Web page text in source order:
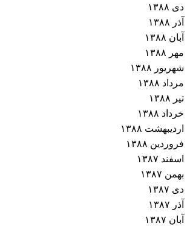
دی ۱۳۸۸
آذر ۱۳۸۸
آبان ۱۳۸۸
مهر ۱۳۸۸
شهریور ۱۳۸۸
مرداد ۱۳۸۸
تیر ۱۳۸۸
خرداد ۱۳۸۸
اردیبهشت ۱۳۸۸
فروردین ۱۳۸۸
اسفند ۱۳۸۷
بهمن ۱۳۸۷
دی ۱۳۸۷
آذر ۱۳۸۷
آبان ۱۳۸۷